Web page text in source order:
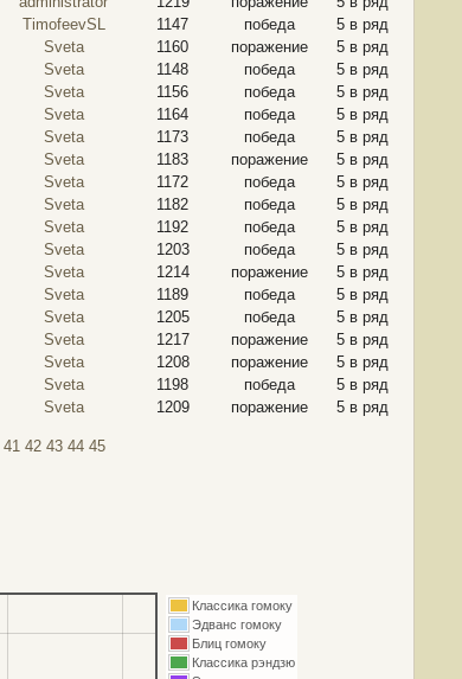
TimofeevSL 1147 победа
5 в ряд
Sveta 1160 поражение
5 в ряд
Sveta 1148 победа
5 в ряд
Sveta 1156 победа
5 в ряд
Sveta 1164 победа
5 в ряд
Sveta 1173 победа
5 в ряд
Sveta 1183 поражение
5 в ряд
Sveta 1172 победа
5 в ряд
Sveta 1182 победа
5 в ряд
Sveta 1192 победа
5 в ряд
Sveta 1203 победа
5 в ряд
Sveta 1214 поражение
5 в ряд
Sveta 1189 победа
5 в ряд
Sveta 1205 победа
5 в ряд
Sveta 1217 поражение
5 в ряд
Sveta 1208 поражение
5 в ряд
Sveta 1198 победа
5 в ряд
Sveta 1209 поражение 5 в ряд
41 42 43 44 45
Классика гомоку
Эдванс гомоку
Блиц гомоку
Классика рэндзю